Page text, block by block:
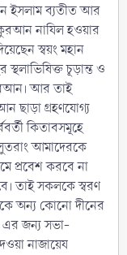
ইসলাম ব্যতীত আর
নাযিল হওয়ার
স্বয়ং মহান
চূড়ান্ত ও
আর তাই
ছাড়া গ্রহণযোগ্য
কিতাবসমূহে
আমাদেরকে
প্রবেশ করবে না
তাই সকলকে স্বরণ
অন্য কোনো দীনের
এর জন্য সভা-
নাজায়েয